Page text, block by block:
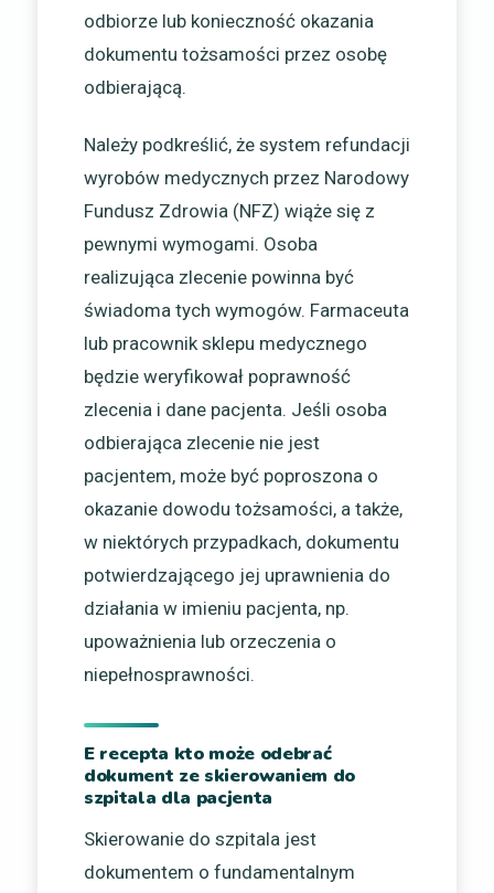
odbiorze lub konieczność okazania
dokumentu tożsamości przez osobę
odbierającą.
Należy podkreślić, że system refundacji
wyrobów medycznych przez Narodowy
Fundusz Zdrowia (NFZ) wiąże się z
pewnymi wymogami. Osoba
realizująca zlecenie powinna być
świadoma tych wymogów. Farmaceuta
lub pracownik sklepu medycznego
będzie weryfikował poprawność
zlecenia i dane pacjenta. Jeśli osoba
odbierająca zlecenie nie jest
pacjentem, może być poproszona o
okazanie dowodu tożsamości, a także,
w niektórych przypadkach, dokumentu
potwierdzającego jej uprawnienia do
działania w imieniu pacjenta, np.
upoważnienia lub orzeczenia o
niepełnosprawności.
E recepta kto może odebrać
dokument ze skierowaniem do
szpitala dla pacjenta
Skierowanie do szpitala jest
dokumentem o fundamentalnym